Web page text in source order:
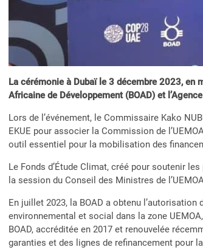
La cérémonie à Dubaï le 3 décembre 2023, en
Africaine de Développement (BOAD) et
Lors de l’événement, le Commissaire Kako
EKUE pour associer la Commission de
outil essentiel pour la mobilisation des
Le Fonds d’Étude Climat, créé pour soutenir
la session du Conseil des Ministres de
En juillet 2023, la BOAD a obtenu
environnemental et social dans la zone
BOAD, accréditée en 2017 et renouvelée
garanties et des lignes de refinancement pour